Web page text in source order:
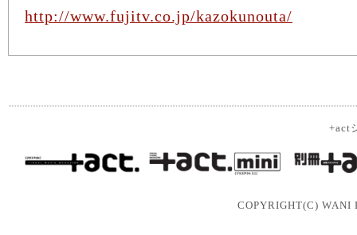
http://www.fujitv.co.jp/kazokunouta/
+act
COPYRIGHT(C) WANI